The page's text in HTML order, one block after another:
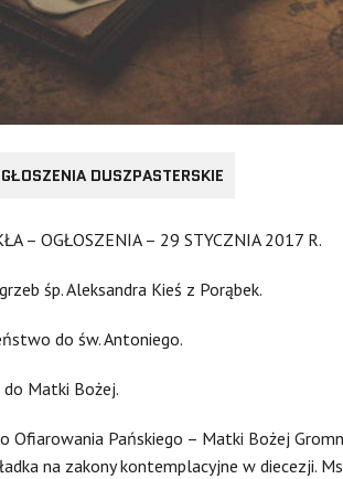
DUSZPASTERSKIE
– OGŁOSZENIA – 29 STYCZNIA 2017 R.
śp. Aleksandra Kieś z Porąbek.
do św. Antoniego.
do Matki Bożej.
Ofiarowania Pańskiego – Matki Bożej
na zakony kontemplacyjne w diecezji.